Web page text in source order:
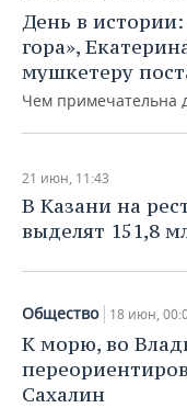
ТАТАРСТАНА
ИНВЕСТИЦИИ
НЕФТЕХИМИЯ
НЕФТЬ
ЭНЕРГЕТИКА
НОВОСТИ
РОЗНИЧНАЯ
ТРАНСПОРТ
УСЛУГИ
ТЕХНОЛОГИИ
НОВОСТИ
IT
МЕДИА
МЕРОПРИЯТИЯ
НОВОСТИ
ВЫЕЗДНАЯ
БИЗНЕС-БРАНЧИ
ОТКРЫТАЯ ЛЕКЦИЯ
СПОРТ
НОВОСТИ СПОРТА
ФУТБОЛ
БАСКЕТБОЛ
ВОЛЕЙБОЛ
ОБЩЕСТВО
НОВОСТИ
ИНФРАСТРУКТУРА
ИСТОРИЯ
ФОТОГАЛЕРЕЯ
СПИСОК ПЕРСОН
ПОЛНАЯ ВЕРСИЯ
День в
гора»,
мушкетеру
Чем примечательна
21 июн, 11:43
В Казани на
выделят 151,8
Общество 18 июн,
К морю, во
Сахалин